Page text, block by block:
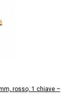
rosso, 1 chiave –